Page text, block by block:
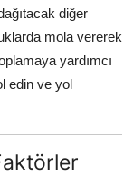
diğer
mola vererek
yardımcı
edin ve yol